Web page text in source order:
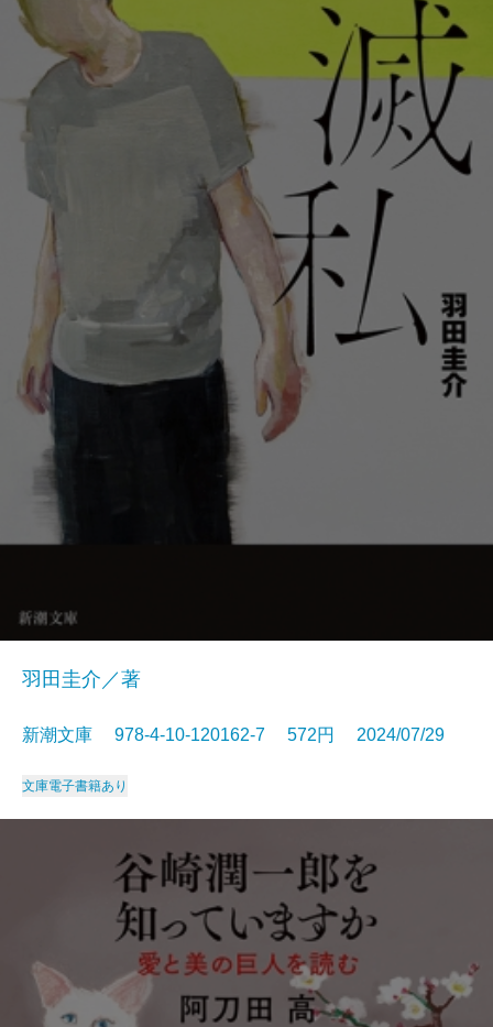
羽田圭介／著
新潮文庫 978-4-10-120162-7 572円 2024/07/29
文庫電子書籍あり